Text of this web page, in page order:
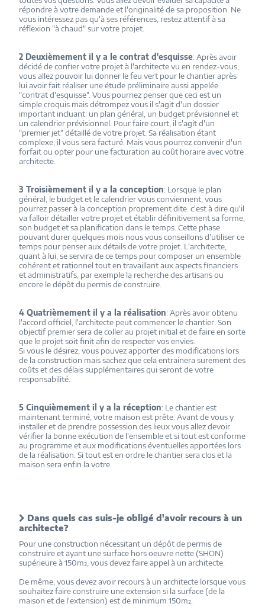
répondre à votre demande et l'originalité de sa proposition. Ne
vous intéressez pas qu'à ses références, restez attentif à sa
réflexion "à chaud" sur votre projet.
2 Deuxièmement il y a le contrat d'esquisse: Après avoir
décidé de confier votre projet à l'architecte vu en rendez-vous,
vous allez pouvoir lui donner le feu vert pour le chantier après
lui avoir fait réaliser une étude préliminaire aussi appelée
"contrat d'esquisse". Vous pourriez penser que ceci est un
simple croquis mais détrompez vous il s'agit d'un dossier
important incluant: un plan général, un budget prévisionnel et
un calendrier prévisionnel. Pour faire court, il s'agit d'un
"premier jet" détaillé de votre projet. Sa réalisation étant
complexe, il vous sera facturé. Mais vous pourrez convenir d'un
forfait ou opter pour une facturation au coût horaire avec votre
architecte.
3 Troisièmement il y a la conception: Lorsque le plan
général, le budget et le calendrier vous conviennent, vous
pourrez passer à la conception proprement dite. c'est à dire qu'il
va falloir détailler votre projet et établir définitivement sa forme,
son budget et sa planification dans le temps. Cette phase
pouvant durer quelques mois nous vous conseillons d'utiliser ce
temps pour penser aux détails de votre projet. L'architecte,
quant à lui, se servira de ce temps pour composer un ensemble
cohérent et rationnel tout en travaillant aux aspects financiers
et administratifs, par exemple la recherche des artisans ou
encore le dépôt du permis de construire.
4 Quatrièmement il y a la réalisation: Après avoir obtenu
l'accord officiel, l'architecte peut commencer le chantier. Son
objectif premier sera de coller au projet initial et de faire en sorte
que le projet soit finit afin de respecter vos envies.
Si vous le désirez, vous pouvez apporter des modifications lors
de la construction mais sachez que cela entrainera surement des
coûts et des délais supplémentaires qui seront de votre
responsabilité.
5 Cinquièmement il y a la réception: Le chantier est
maintenant terminé, votre maison est prête. Avant de vous y
installer et de prendre possession des lieux vous allez devoir
vérifier la bonne exécution de l'ensemble et si tout est conforme
au programme et aux modifications éventuelles apportées lors
de la réalisation. Si tout est en ordre le chantier sera clos et la
maison sera enfin la votre.
Dans quels cas suis-je obligé d'avoir recours à un
architecte?
Pour une construction nécessitant un dépôt de permis de
construire et ayant une surface hors oeuvre nette (SHON)
supérieure à 150m², vous devez faire appel à un architecte.
De même, vous devez avoir recours à un architecte lorsque vous
souhaitez faire construire une extension si la surface (de la
maison et de l'extension) est de minimum 150m².